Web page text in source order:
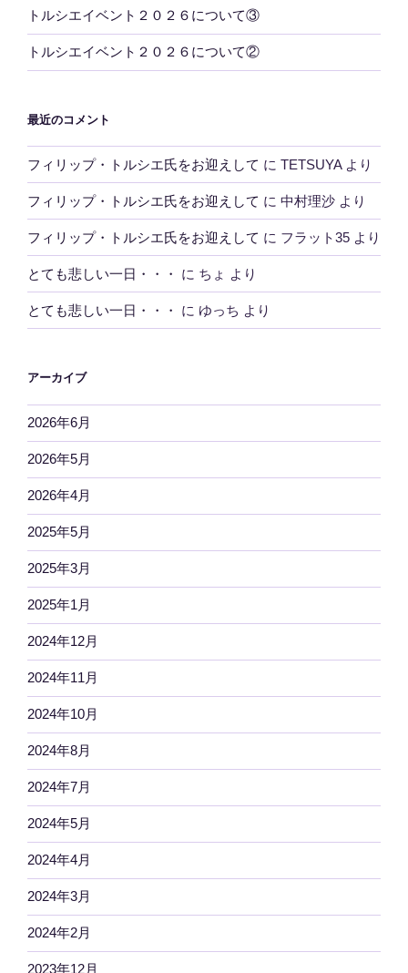
トルシエイベント２０２６について③
トルシエイベント２０２６について②
最近のコメント
フィリップ・トルシエ氏をお迎えして に TETSUYAより
フィリップ・トルシエ氏をお迎えして に 中村理沙 より
フィリップ・トルシエ氏をお迎えして に フラット35 より
とても悲しい一日・・・ に ちょ より
とても悲しい一日・・・ に ゆっち より
アーカイブ
2026年6月
2026年5月
2026年4月
2025年5月
2025年3月
2025年1月
2024年12月
2024年11月
2024年10月
2024年8月
2024年7月
2024年5月
2024年4月
2024年3月
2024年2月
2023年12月